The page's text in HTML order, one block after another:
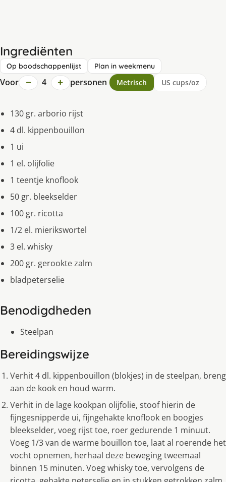
Ingrediënten
Op boodschappenlijst Plan in weekmenu
Voor − 4 + personen Metrisch US cups/oz
130 gr. arborio rijst
4 dl. kippenbouillon
1 ui
1 el. olijfolie
1 teentje knoflook
50 gr. bleekselder
100 gr. ricotta
1/2 el. mierikswortel
3 el. whisky
200 gr. gerookte zalm
bladpeterselie
Benodigdheden
Steelpan
Bereidingswijze
Verhit 4 dl. kippenbouillon (blokjes) in de steelpan, breng
aan de kook en houd warm.
Verhit in de lage kookpan olijfolie, stoof hierin de
fijngesnipperde ui, fijngehakte knoflook en boogjes
bleekselder, voeg rijst toe, roer gedurende 1 minuut.
Voeg 1/3 van de warme bouillon toe, laat al roerende het
vocht opnemen, herhaal deze beweging tweemaal
binnen 15 minuten. Voeg whisky toe, vervolgens de